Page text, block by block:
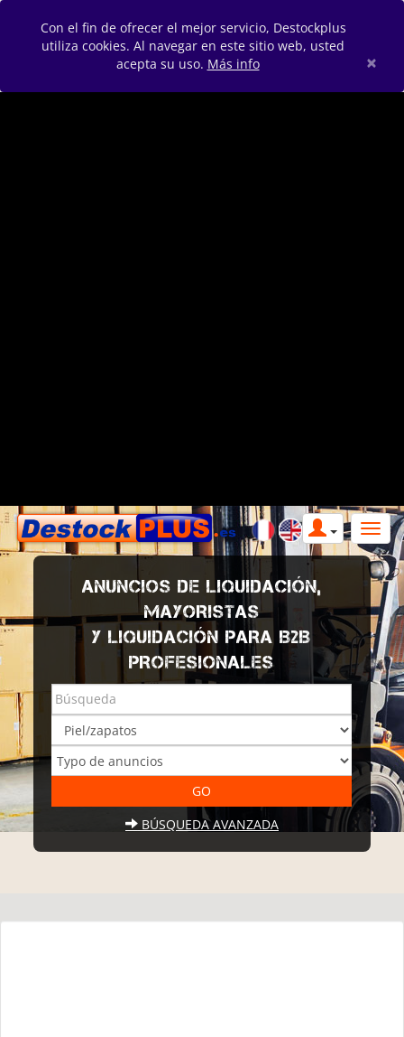
Con el fin de ofrecer el mejor servicio, Destockplus
utiliza cookies. Al navegar en este sitio web, usted
acepta su uso. Más info ×
ANUNCIOS DE LIQUIDACIÓN,
MAYORISTAS
Y LIQUIDACIÓN PARA B2B
PROFESIONALES
BÚSQUEDA AVANZADA